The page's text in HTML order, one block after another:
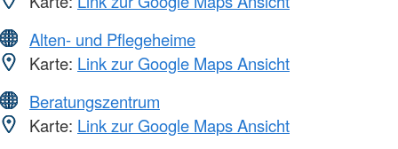
Alten- und Pflegeheime
Karte: Link zur Google Maps Ansicht
Beratungszentrum
Karte: Link zur Google Maps Ansicht